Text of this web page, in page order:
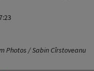
Photos / Sabin Cîrstoveanu